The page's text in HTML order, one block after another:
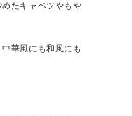
たキャベツやもや
華風にも和風にも